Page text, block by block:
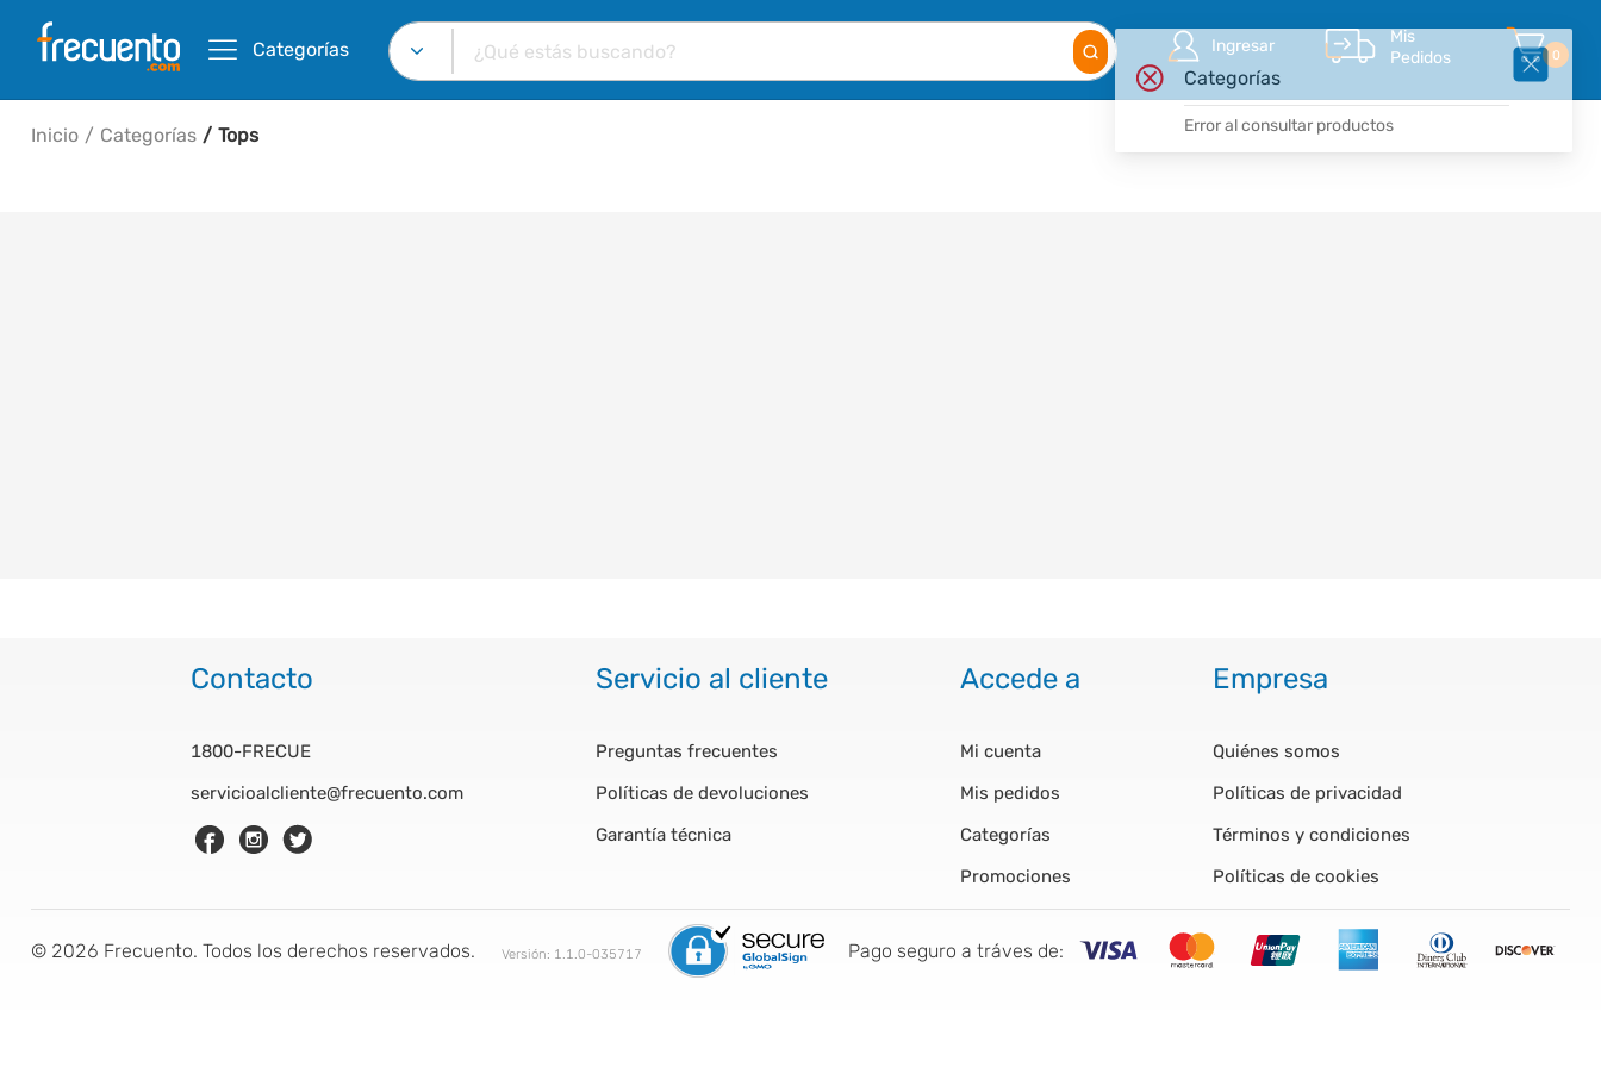
Categorías Ingresar
Mis
Pedidos
0
Inicio Categorías Tops
Contacto
1800-FRECUE
servicioalcliente@frecuento.com
Servicio al cliente
Preguntas frecuentes
Políticas de devoluciones
Garantía técnica
Accede a
Mi cuenta
Mis pedidos
Categorías
Promociones
Empresa
Quiénes somos
Políticas de privacidad
Términos y condiciones
Políticas de cookies
© 2026 Frecuento. Todos los derechos reservados. Versión: 1.1.0-035717 Pago seguro a tráves de: